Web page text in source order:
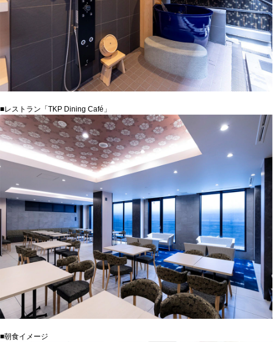
■レストラン「TKP Dining Café」
■朝食イメージ